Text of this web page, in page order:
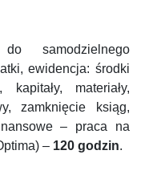
samodzielnego
ewidencja: środki
materiały,
zamknięcie ksiąg,
– praca na
– 120 godzin.